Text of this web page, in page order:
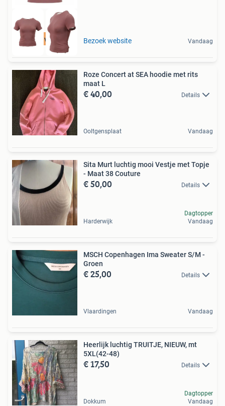
Tot 75% voordeel Bezoek website Vandaag
Roze Concert at SEA hoodie met rits
maat L
€ 40,00 Details
Ooltgensplaat Vandaag
Sita Murt luchtig mooi Vestje met Topje
- Maat 38 Couture
€ 50,00 Details
Harderwijk
Dagtopper
Vandaag
MSCH Copenhagen Ima Sweater S/M -
Groen
€ 25,00 Details
Vlaardingen Vandaag
Heerlijk luchtig TRUITJE, NIEUW, mt
5XL(42-48)
€ 17,50 Details
Dokkum
Dagtopper
Vandaag